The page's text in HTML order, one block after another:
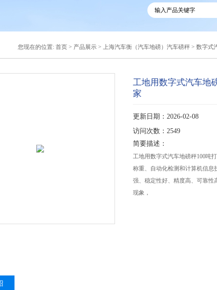
您现在的位置: 首页 > 产品展示 > 上海汽车衡（汽车地磅）汽车磅秤 > 数字式
工地用数字式汽车地
家
更新日期：2026-02-08
访问次数：2549
简要描述：
工地用数字式汽车地磅秤100吨
称重、自动化检测和计算机信息
强、稳定性好、精度高、可靠性
现象，